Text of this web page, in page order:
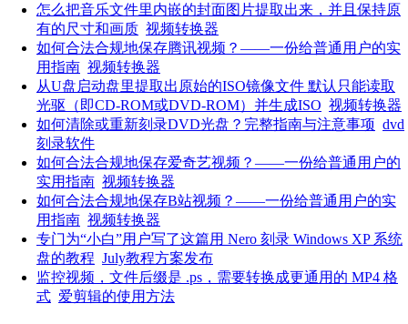
怎么把音乐文件里内嵌的封面图片提取出来，并且保持原
有的尺寸和画质 视频转换器
如何合法合规地保存腾讯视频？——一份给普通用户的实
用指南 视频转换器
从U盘启动盘里提取出原始的ISO镜像文件 默认只能读取
光驱（即CD-ROM或DVD-ROM）并生成ISO 视频转换器
如何清除或重新刻录DVD光盘？完整指南与注意事项 dvd
刻录软件
如何合法合规地保存爱奇艺视频？——一份给普通用户的
实用指南 视频转换器
如何合法合规地保存B站视频？——一份给普通用户的实
用指南 视频转换器
专门为“小白”用户写了这篇用 Nero 刻录 Windows XP 系统
盘的教程 July教程方案发布
监控视频，文件后缀是 .ps，需要转换成更通用的 MP4 格
式 爱剪辑的使用方法